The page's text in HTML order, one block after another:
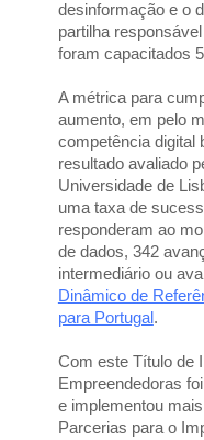
desinformação e o
partilha
foram capacitados
A métrica para
aumento, em pelo
competência digital
resultado avaliado
Universidade de
uma taxa de
responderam ao
de dados, 342
intermediário ou
Dinâmico de
para Portugal.
Com este Título de
Empreendedoras
e implementou
Parcerias para o